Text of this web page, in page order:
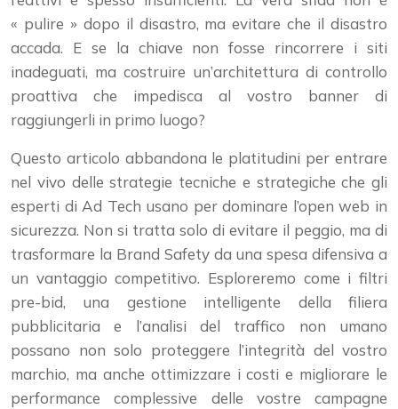
« pulire » dopo il disastro, ma evitare che il disastro
accada. E se la chiave non fosse rincorrere i siti
inadeguati, ma costruire un’architettura di controllo
proattiva che impedisca al vostro banner di
raggiungerli in primo luogo?
Questo articolo abbandona le platitudini per entrare
nel vivo delle strategie tecniche e strategiche che gli
esperti di Ad Tech usano per dominare l’open web in
sicurezza. Non si tratta solo di evitare il peggio, ma di
trasformare la Brand Safety da una spesa difensiva a
un vantaggio competitivo. Esploreremo come i filtri
pre-bid, una gestione intelligente della filiera
pubblicitaria e l’analisi del traffico non umano
possano non solo proteggere l’integrità del vostro
marchio, ma anche ottimizzare i costi e migliorare le
performance complessive delle vostre campagne